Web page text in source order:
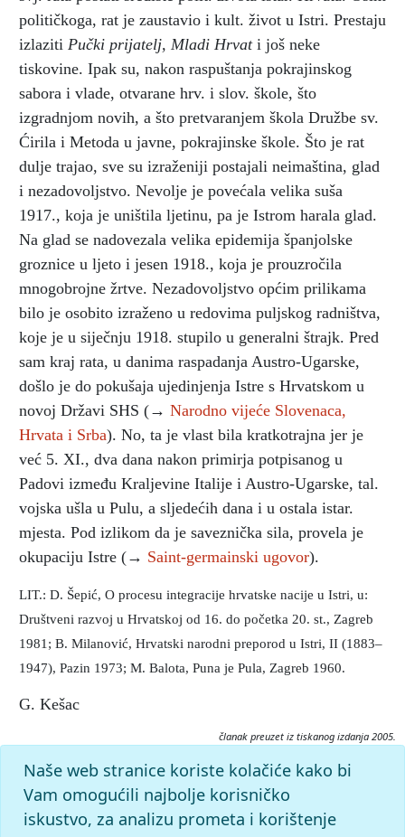
političkoga, rat je zaustavio i kult. život u Istri. Prestaju
izlaziti Pučki prijatelj, Mladi Hrvati još neke
tiskovine. Ipak su, nakon raspuštanja pokrajinskog
sabora i vlade, otvarane hrv. i slov. škole, što
izgradnjom novih, a što pretvaranjem škola Družbe sv.
Ćirila i Metoda u javne, pokrajinske škole. Što je rat
dulje trajao, sve su izraženiji postajali neimaština, glad
i nezadovoljstvo. Nevolje je povećala velika suša
1917., koja je uništila ljetinu, pa je Istrom harala glad.
Na glad se nadovezala velika epidemija španjolske
groznice u ljeto i jesen 1918., koja je prouzročila
mnogobrojne žrtve. Nezadovoljstvo općim prilikama
bilo je osobito izraženo u redovima puljskog radništva,
koje je u siječnju 1918. stupilo u generalni štrajk. Pred
sam kraj rata, u danima raspadanja Austro-Ugarske,
došlo je do pokušaja ujedinjenja Istre s Hrvatskom u
novoj Državi SHS (→ Narodno vijeće Slovenaca,
Hrvata i Srba). No, ta je vlast bila kratkotrajna jer je
već 5. XI., dva dana nakon primirja potpisanog u
Padovi između Kraljevine Italije i Austro-Ugarske, tal.
vojska ušla u Pulu, a sljedećih dana i u ostala istar.
mjesta. Pod izlikom da je saveznička sila, provela je
okupaciju Istre (→ Saint-germainski ugovor).
LIT.: D. Šepić, O procesu integracije hrvatske nacije u Istri, u:
Društveni razvoj u Hrvatskoj od 16. do početka 20. st., Zagreb
1981; B. Milanović, Hrvatski narodni preporod u Istri, II (1883–
1947), Pazin 1973; M. Balota, Puna je Pula, Zagreb 1960.
G. Kešac
članak preuzet iz tiskanog izdanja 2005.
Citiranje:
Istarska enciklopedija (2005), mrežno izdanje.
Leksikografski zavod Miroslav Krleža, 2026. Pristupljeno
8.8.2026. <https://istra.lzmk.hr/clanak/prvi-svjetski-rat>.
Naše web stranice koriste kolačiće kako bi
Vam omogućili najbolje korisničko
iskustvo, za analizu prometa i korištenje